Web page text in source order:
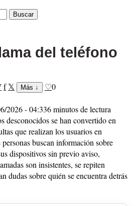
Buscar
del teléfono
f 𝕏 Más ↓ ♡0
2026 - 04:336 minutos de lectura
desconocidos se han convertido en
que realizan los usuarios en
buscan información sobre
dispositivos sin previo aviso,
son insistentes, se repiten
dudas sobre quién se encuentra detrás